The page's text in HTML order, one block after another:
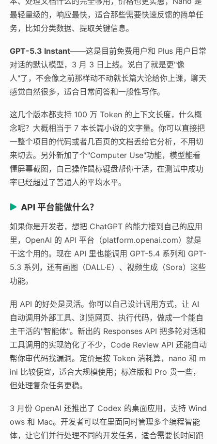
最轻量级的，响应最快，适合那些需要快速反馈的简单任
务，比如分类数据、提取关键信息。
GPT-5.3 Instant——这是目前免费用户和 Plus 用户日常
对话的默认模型，3 月 3 日上线。说白了就是更"像
人"了，不会像之前那样动不动就长篇大论给你上课，聊天
感觉自然很多，适合日常问答和一般性写作。
这几个版本都支持 100 万 Token 的上下文长度，什么概
念呢？大概相当于 7 本长篇小说的文字量。你可以直接把
一整个项目的代码或者几百页的文档丢给它分析，不用切
来切去。另外新加了个"Computer Use"功能，模型能看
懂屏幕截图，自己操作鼠标键盘帮你干活，在测试中成功
率已经超过了普通人的平均水平。
API 平台能做什么？
如果你是开发者，想把 ChatGPT 的能力接到自己的应用
里，OpenAI 的 API 平台（platform.openai.com）就是
干这个用的。现在 API 里也能调用 GPT-5.4 系列和 GPT-
5.3 系列，还有画图（DALL·E）、视频生成（Sora）这些
功能。
用 API 的好处是灵活。你可以自己设计调用方式，让 AI
自动调用外部工具、浏览网页、执行代码，做成一个能自
主干活的"智能体"。新出的 Responses API 把多轮对话和
工具调用的实现简化了不少，Code Review API 还能自动
帮你审代码找漏洞。定价是按 Token 消耗算，nano 和 m
ini 比较便宜，适合大规模使用；标准版和 Pro 贵一些，
但处理复杂任务更稳。
3 月份 OpenAI 还推出了 Codex 的桌面应用，支持 Wind
ows 和 Mac。开发者可以在里面同时管理多个编程智能
体，让它们并行处理不同的开发任务，适合需要长时间跑